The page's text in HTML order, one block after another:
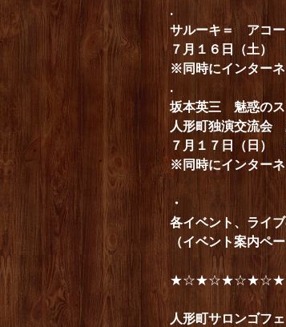
.
サルーキ＝ アコー
７月１６日（土）
※同時にインターネ
.
坂本英三 魅惑のス
人形町独演交流会
７月１７日（日）
※同時にインターネ
・
各イベント、ライ
（イベント案内ペ
人形町サロンゴフェ